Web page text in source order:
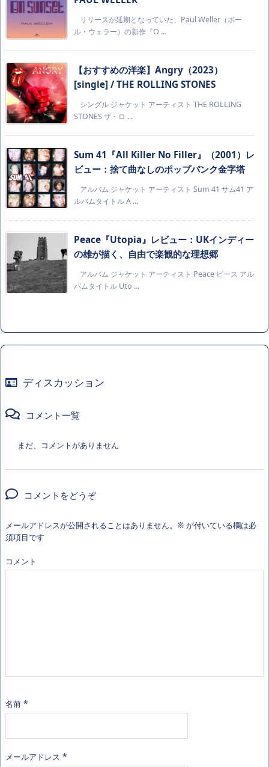
リリースが延期となっていた、Paul Weller（ポー
ル・ウェラー）の新作『O ...
【おすすめの洋楽】Angry（2023）
[single] / THE ROLLING STONES
シングル ジャケット アーティスト THE ROLLING
STONES ザ・ロ ...
Sum 41『All Killer No Filler』（2001）レ
ビュー：捨て曲なしのポップパンク金字塔
アルバム ジャケット アーティスト Sum 41 サム41 ア
ルバムタイトル A ...
Peace『Utopia』レビュー：UKインディー
の雄が描く、自由で楽観的な理想郷
アルバム ジャケット アーティスト Peace ピース アル
バムタイトル Uto ...
ディスカッション
コメント一覧
まだ、コメントがありません
コメントをどうぞ
メールアドレスが公開されることはありません。 ※ が付いている欄は必
須項目です
コメント
名前 *
メールアドレス *